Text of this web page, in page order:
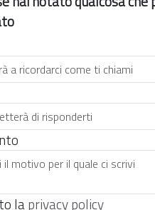
laprivacy policy